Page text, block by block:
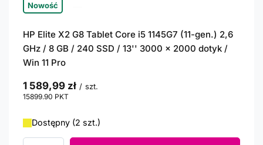
Nowość
HP Elite X2 G8 Tablet Core i5 1145G7 (11-gen.) 2,6
GHz / 8 GB / 240 SSD / 13'' 3000 x 2000 dotyk /
Win 11 Pro
1 589,99 zł / szt.
15899.90 PKT
Dostępny (2 szt.)